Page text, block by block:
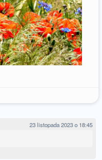
23 listopada 2023 o 18:45